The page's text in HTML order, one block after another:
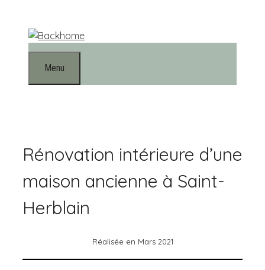
contenu
Menu
Rénovation intérieure d’une
maison ancienne à Saint-
Herblain
Réalisée en Mars 2021